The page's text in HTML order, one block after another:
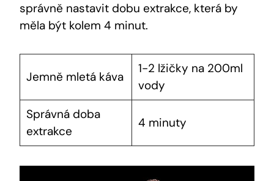
správně nastavit dobu extrakce, která by
měla být kolem 4 minut.
Jemně mletá káva
1-2 lžičky na 200ml
vody
Správná doba
extrakce
4 minuty